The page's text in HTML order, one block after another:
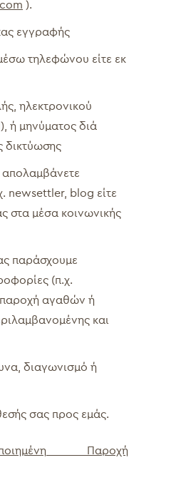
).
εγγραφής
τηλεφώνου είτε εκ
ηλεκτρονικού
ή μηνύματος διά
δικτύωσης
newsettler, blog είτε
στα μέσα κοινωνικής
παράσχουμε
(π.χ.
αγαθών ή
και
διαγωνισμό ή
σας προς εμάς.
Παροχή